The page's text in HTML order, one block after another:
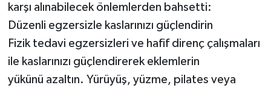
karşı alınabilecek önlemlerden bahsetti:
Düzenli egzersizle kaslarınızı güçlendirin
Fizik tedavi egzersizleri ve hafif direnç çalışmaları
ile kaslarınızı güçlendirerek eklemlerin
yükünü azaltın. Yürüyüş, yüzme, pilates veya